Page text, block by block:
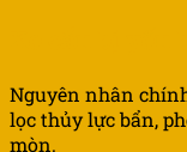
Nguyên nhân
lọc thủy lực bẩn,
mòn.